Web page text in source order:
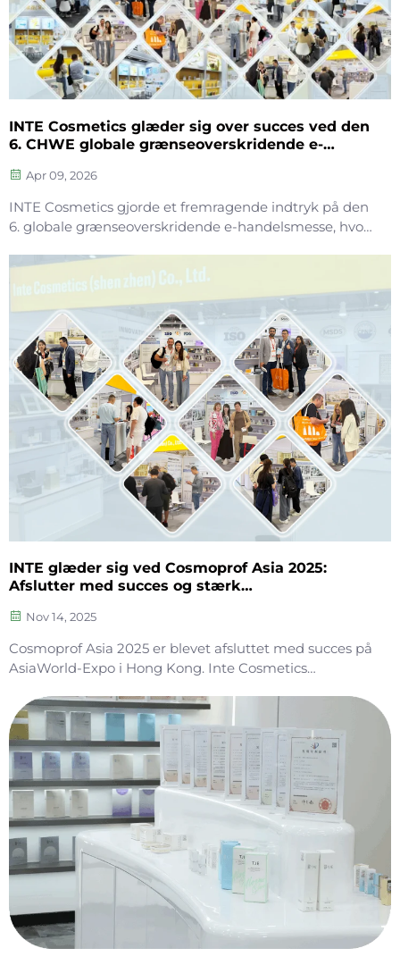
INTE Cosmetics glæder sig over succes ved den
6. CHWE globale grænseoverskridende e-
Apr 09, 2026
INTE Cosmetics gjorde et fremragende indtryk på den
6. globale grænseoverskridende e-handelsmesse, hvor
hudpleje samt vores professionelle OEM/ODM-ydelser.
Med dybdegående ekspertise inden for
hudplejeformuleringer præsenterede vi avancerede...
INTE glæder sig ved Cosmoprof Asia 2025:
Afslutter med succes og stærk
Nov 14, 2025
Cosmoprof Asia 2025 er blevet afsluttet med succes på
AsiaWorld-Expo i Hong Kong. Inte Cosmetics
produktprogram på stand 10-J04 og tiltrak stor
opmærksomhed fra globale B2B-kunder takket være
sin robuste produktionskapacitet og
konkurrencedygtige produktilbud. Flere
samarbejdsaftaler inden for OEM/ODM blev
succesfuldt afsluttet, hvilket markerer en frugtbar
udstilling.